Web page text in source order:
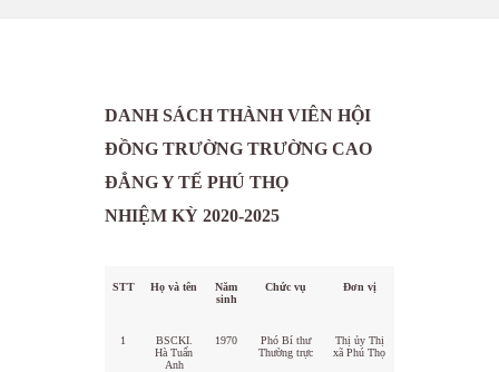
DANH SÁCH THÀNH VIÊN HỘI
ĐỒNG TRƯỜNG TRƯỜNG CAO
ĐẲNG Y TẾ PHÚ THỌ
NHIỆM KỲ 2020-2025
STT Họ và tên
Năm
sinh
Chức vụ Đơn vị
1
BSCKI.
Hà Tuấn
Anh
1970
Phó Bí thư
Thường trực
Thị ủy Thị
xã Phú Thọ